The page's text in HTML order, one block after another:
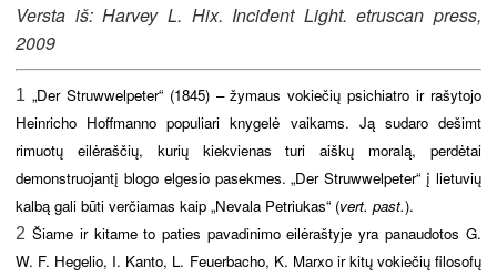
Versta iš: Harvey L. Hix. Incident Light. etruscan press,
2009
1 „Der Struwwelpeter“ (1845) – žymaus vokiečių psichiatro ir rašytojo
Heinricho Hoffmanno populiari knygelė vaikams. Ją sudaro dešimt
rimuotų eilėraščių, kurių kiekvienas turi aiškų moralą, perdėtai
demonstruojantį blogo elgesio pasekmes. „Der Struwwelpeter“ į lietuvių
kalbą gali būti verčiamas kaip „Nevala Petriukas“ (vert. past.).
2 Šiame ir kitame to paties pavadinimo eilėraštyje yra panaudotos G.
W. F. Hegelio, I. Kanto, L. Feuerbacho, K. Marxo ir kitų vokiečių filosofų